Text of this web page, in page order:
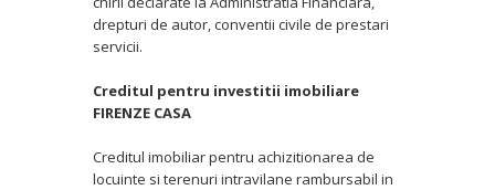
drepturi de autor, conventii civile de prestari
servicii.
Creditul pentru investitii imobiliare
FIRENZE CASA
Creditul imobiliar pentru achizitionarea de
locuinte si terenuri intravilane rambursabil in